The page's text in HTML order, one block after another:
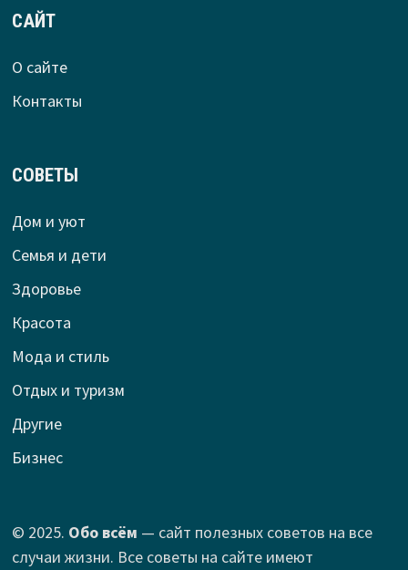
САЙТ
О сайте
Контакты
СОВЕТЫ
Дом и уют
Семья и дети
Здоровье
Красота
Мода и стиль
Отдых и туризм
Другие
Бизнес
© 2025. Обо всём — сайт полезных советов на все
случаи жизни. Все советы на сайте имеют